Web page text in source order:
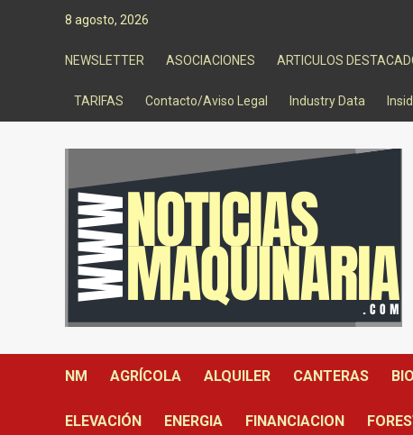
8 agosto, 2026
NEWSLETTER ASOCIACIONES ARTICULOS
TARIFAS Contacto/Aviso Legal Industry Data
NM AGRÍCOLA ALQUILER CANTERAS
ELEVACIÓN ENERGIA FINANCIACION